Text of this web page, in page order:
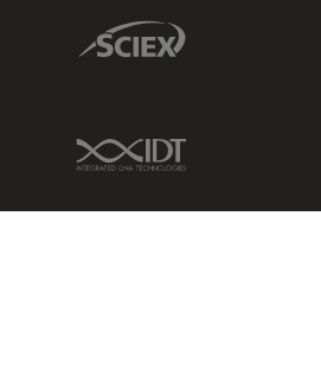
Sciex Link
IDT Link